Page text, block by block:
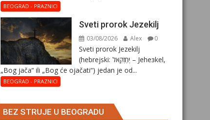
BEOGRAD - PRAZNICI
Sveti prorok Jezekilj
03/08/2026 Alex 0
Sveti prorok Jezekilj
(hebrejski: יְחֶזְקֵאל – Jehезkel,
„Bog jača“ ili „Bog će ojačati“) jedan je od...
BEOGRAD - PRAZNICI
BEZ STRUJE U BEOGRADU